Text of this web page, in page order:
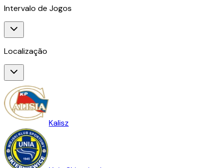
Intervalo de Jogos
Localização
Kalisz